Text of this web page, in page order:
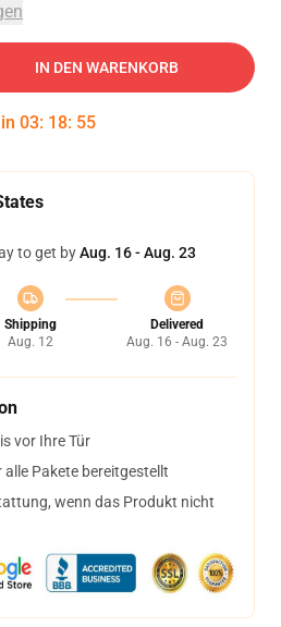
IN DEN WARENKORB
03: 18: 54
to get byAug. 16 - Aug. 23
Shipping
Aug. 12
Delivered
Aug. 16 - Aug. 23
vor Ihre Tür
Pakete bereitgestellt
wenn das Produkt nicht